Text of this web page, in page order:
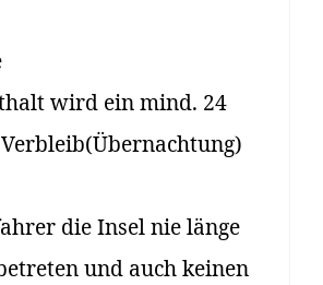
wird ein mind. 24
die Insel nie länge
und auch keinen